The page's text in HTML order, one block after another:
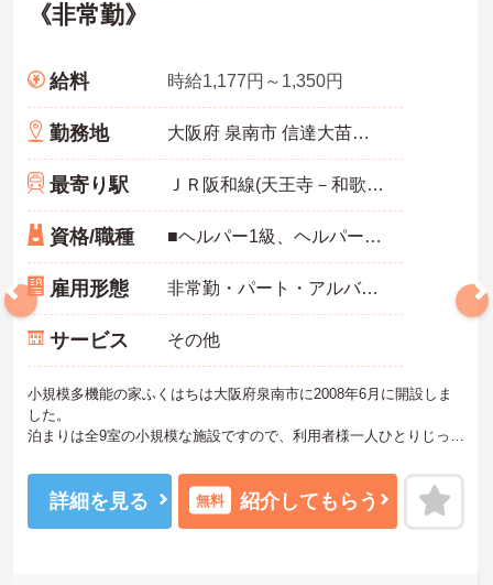
《非常勤》
給料 時給1,177円～1,350円
勤務地 大阪府 泉南市 信達大苗代765
最寄り駅 ＪＲ阪和線(天王寺－和歌山)「新家駅」バス・車7分
資格/職種 ■ヘルパー1級、ヘルパー2級、初任者研修修了、実務者研修修了、介護福祉士免許のいずれか ※未経験・無資格の方も相談可
雇用形態 非常勤・パート・アルバイト
サービス その他
小規模多機能の家ふくはちは大阪府泉南市に2008年6月に開設しま
した。
泊まりは全9室の小規模な施設ですので、利用者様一人ひとりじっく
夜勤は緊急時にも対応できる二人体制で、他のスタッフと一緒に業
務にあたりますので安心してご勤務いただけます。
興味をお持ちの方はお気軽にお問い合わせ下さい！
詳細を見る 無料 紹介してもらう